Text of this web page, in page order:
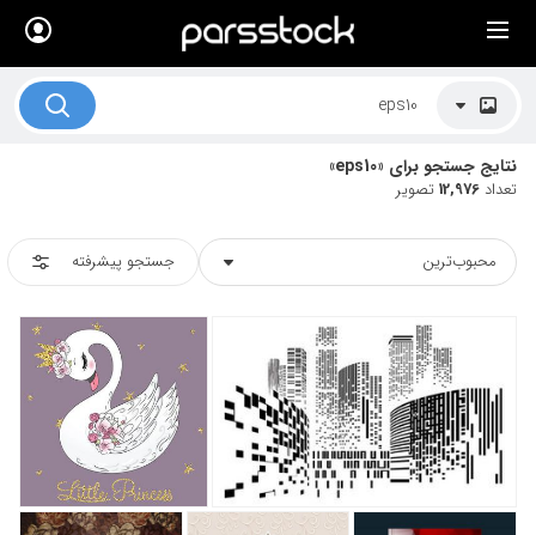
نتایج جستجو برای «eps10»
تعداد 12,976تصویر
محبوب‌ترین جستجو پیشرفته
× لیست قیمت ها
موضوعات تصاویر
دکوراسیون و فضاها
هنرمندان ایرانی
کسب درآمد از فروش تصاویر
021 28428845
تماس با ما
بلاگ پارس استاک